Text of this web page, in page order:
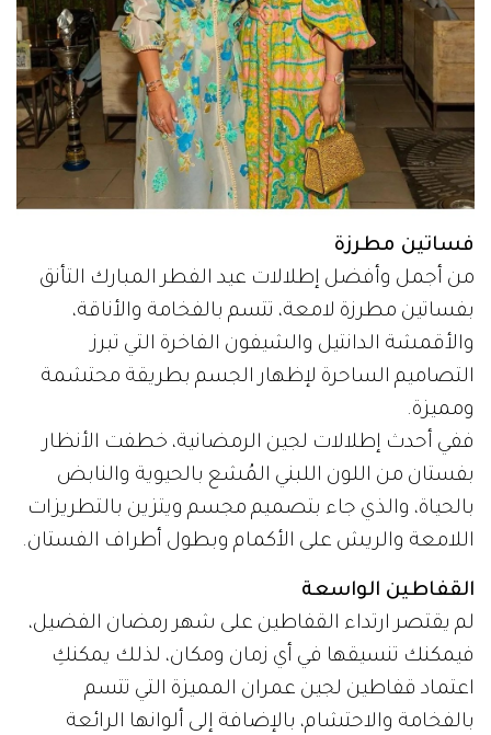
فساتين مطرزة
من أجمل وأفضل إطلالات عيد الفطر المبارك التأنق
بفساتين مطرزة لامعة، تتسم بالفخامة والأناقة،
والأقمشة الدانتيل والشيفون الفاخرة التي تبرز
التصاميم الساحرة لإظهار الجسم بطريقة محتشمة
ومميزة.
ففي أحدث إطلالات لجين الرمضانية، خطفت الأنظار
بفستان من اللون اللبني المُشع بالحيوية والنابض
بالحياة، والذي جاء بتصميم مجسم ويتزين بالتطريزات
اللامعة والريش على الأكمام وبطول أطراف الفستان.
القفاطين الواسعة
لم يقتصر ارتداء القفاطين على شهر رمضان الفضيل،
فيمكنك تنسيقها في أي زمان ومكان، لذلك يمكنكِ
اعتماد قفاطين لجين عمران المميزة التي تتسم
بالفخامة والاحتشام، بالإضافة إلى ألوانها الرائعة